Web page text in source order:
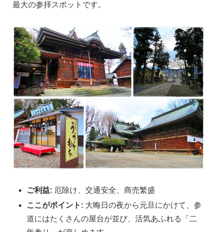
最大の参拝スポットです。
ご利益: 厄除け、交通安全、商売繁盛
ここがポイント: 大晦日の夜から元旦にかけて、参
道にはたくさんの屋台が並び、活気あふれる「二